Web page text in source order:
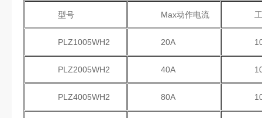
型号 Max动作电流
PLZ1005WH2 20A
PLZ2005WH2 40A
PLZ4005WH2 80A